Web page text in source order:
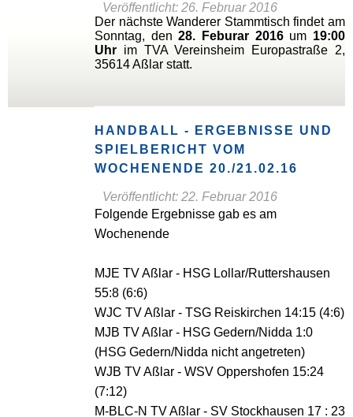
Veröffentlicht: 26. Februar 2016
Der nächste Wanderer Stammtisch findet am
Sonntag, den28. Feburar 2016um 19:00
Uhr im TVA Vereinsheim Europastraße 2,
35614 Aßlar statt.
HANDBALL - ERGEBNISSE UND
SPIELBERICHT VOM
WOCHENENDE 20./21.02.16
Veröffentlicht: 22. Februar 2016
Folgende Ergebnisse gab es am
Wochenende
MJE TV Aßlar - HSG Lollar/Ruttershausen
55:8 (6:6)
WJC TV Aßlar - TSG Reiskirchen 14:15 (4:6)
MJB TV Aßlar - HSG Gedern/Nidda 1:0
(HSG Gedern/Nidda nicht angetreten)
WJB TV Aßlar - WSV Oppershofen 15:24
(7:12)
M-BLC-N TV Aßlar - SV Stockhausen 17 : 23